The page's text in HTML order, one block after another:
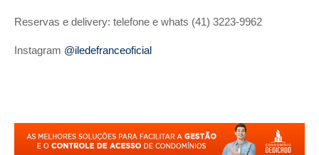
Reservas e delivery: telefone e whats (41) 3223-9962
Instagram @iledefranceoficial